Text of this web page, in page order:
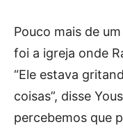
Pouco mais de
foi a igreja onde
“Ele estava
coisas”, disse
percebemos que